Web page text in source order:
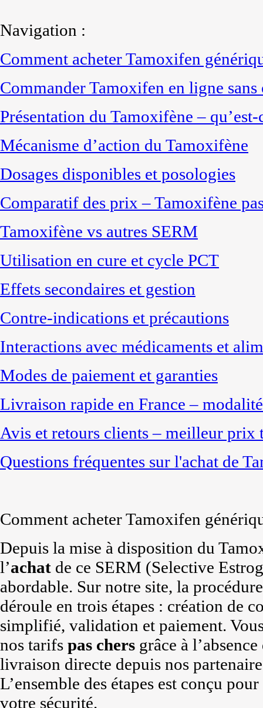
Navigation :
Comment acheter Tamoxifen
Commander Tamoxifen en ligne
Présentation du Tamoxifène – qu’est-
Mécanisme d’action du Tamoxifène
Dosages disponibles et posologies
Comparatif des prix – Tamoxifène
Tamoxifène vs autres SERM
Utilisation en cure et cycle PCT
Effets secondaires et gestion
Contre-indications et précautions
Interactions avec médicaments et
Modes de paiement et garanties
Livraison rapide en France –
Avis et retours clients – meilleur prix
Questions fréquentes sur l'achat de
Comment acheter Tamoxifen
Depuis la mise à disposition du
l’achat de ce SERM (Selective
abordable. Sur notre site, la
déroule en trois étapes : création de
simplifié, validation et paiement.
nos tarifs pas chers grâce à
livraison directe depuis nos
L’ensemble des étapes est conçu
votre sécurité.